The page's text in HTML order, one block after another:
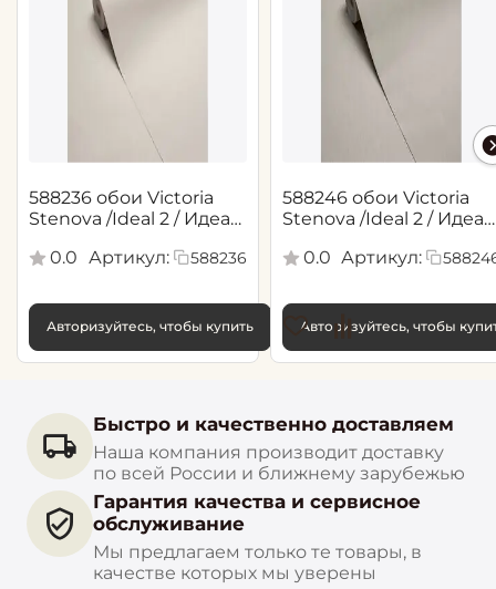
588236 обои Victoria
Stenova /Ideal 2 / Идеал
0.0
Артикул: 588236
Авторизуйтесь, чтобы купить
588246 обои Victoria
Stenova /Ideal 2 / Идеал
0.0 Артикул:
Авторизуйтесь, чтобы
Быстро и качественно доставляем
Наша компания производит доставку
по всей России и ближнему зарубежью
Гарантия качества и сервисное
обслуживание
Мы предлагаем только те товары, в
качестве которых мы уверены